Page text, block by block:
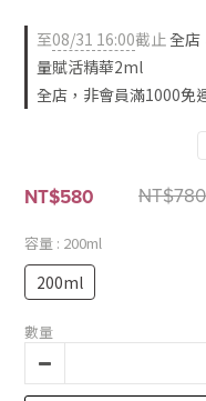
LHA新一代水楊酸衍生物
■平衡油脂 —含2% 維生
油脂，重拾清爽平衡
■補水保濕—結合1%維生
至08/31 16:00截止全店
量賦活精華2ml
全店，非會員滿1000免
NT$780
NT$580
容量 : 200ml
200ml
數量